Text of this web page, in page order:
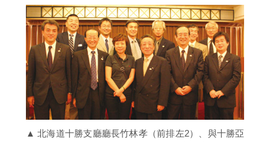
▲ 北海道十勝支廳廳長竹林孝（前排左2）、與十勝亞